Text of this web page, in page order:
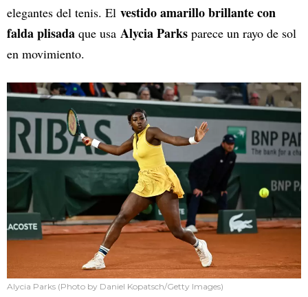
elegantes del tenis. El vestido amarillo brillante con
falda plisada que usa Alycia Parks parece un rayo de sol
en movimiento.
Alycia Parks (Photo by Daniel Kopatsch/Getty Images)